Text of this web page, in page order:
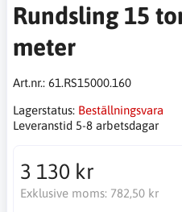
Rundsling 15
meter
Art.nr.: 61.RS15000.160
Lagerstatus: Beställningsvara
Leveranstid 5-8 arbetsdagar
3 130 kr
Exklusive moms: 782,50 kr